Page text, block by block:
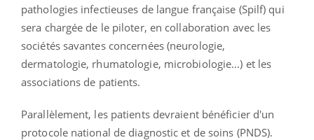
pathologies infectieuses de langue française (Spilf) qui
sera chargée de le piloter, en collaboration avec les
sociétés savantes concernées (neurologie,
dermatologie, rhumatologie, microbiologie...) et les
associations de patients.
Parallèlement, les patients devraient bénéficier d'un
protocole national de diagnostic et de soins (PNDS).